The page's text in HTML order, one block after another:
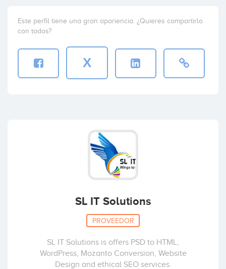
Este perfil tiene una gran apariencia. ¿Quieres compartirlo
con todos?
X
SL IT Solutions
PROVEEDOR
SL IT Solutions is offers PSD to HTML,
WordPress, Mozanto Conversion, Website
Design and ethical SEO services.